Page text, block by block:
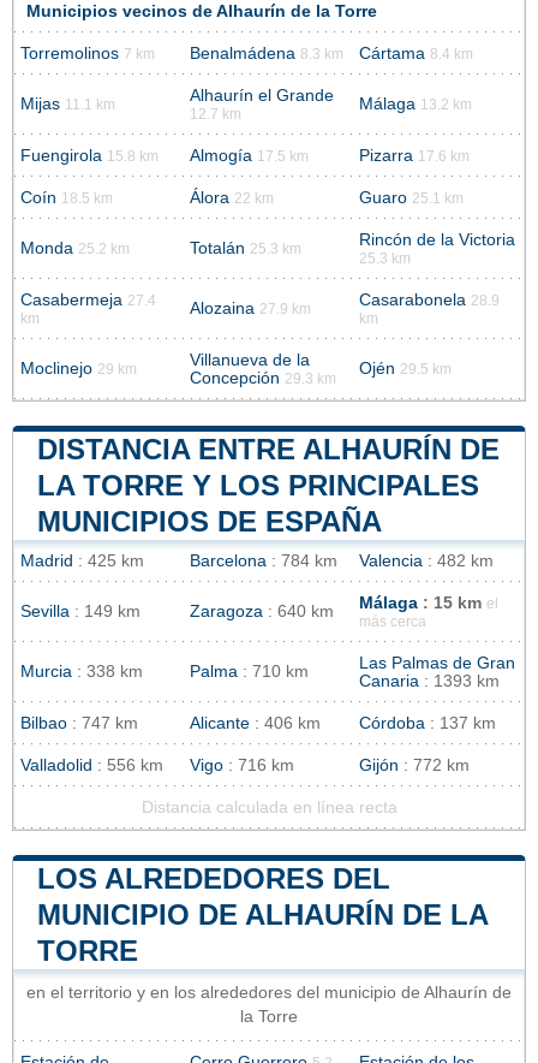
Municipios vecinos de Alhaurín de la Torre
Torremolinos 7 km Benalmádena 8.3 km Cártama 8.4 km
Mijas 11.1 km Alhaurín el Grande
12.7 km
Málaga 13.2 km
Fuengirola 15.8 km Almogía 17.5 km Pizarra 17.6 km
Coín 18.5 km Álora 22 km Guaro 25.1 km
Monda 25.2 km Totalán 25.3 km Rincón de la Victoria
25.3 km
Casabermeja 27.4
km
Alozaina 27.9 km Casarabonela 28.9
km
Moclinejo 29 km
Villanueva de la
Concepción 29.3 km
Ojén 29.5 km
DISTANCIA ENTRE ALHAURÍN DE
LA TORRE Y LOS PRINCIPALES
MUNICIPIOS DE ESPAÑA
Madrid : 425 km Barcelona : 784 km Valencia : 482 km
Sevilla : 149 km Zaragoza : 640 km Málaga : 15 km el
más cerca
Murcia : 338 km Palma : 710 km
Las Palmas de Gran
Canaria : 1393 km
Bilbao : 747 km Alicante : 406 km Córdoba : 137 km
Valladolid : 556 km Vigo : 716 km Gijón : 772 km
Distancia calculada en línea recta
LOS ALREDEDORES DEL
MUNICIPIO DE ALHAURÍN DE LA
TORRE
en el territorio y en los alrededores del municipio de Alhaurín de
la Torre